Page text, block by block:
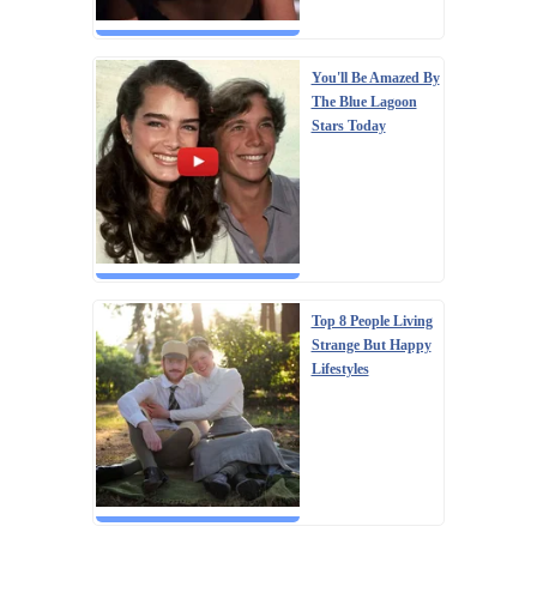
You'll Be Amazed By
The Blue Lagoon
Stars Today
Top 8 People Living
Strange But Happy
Lifestyles